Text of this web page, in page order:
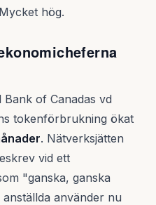
hög.
of Canadas vd
tokenförbrukning ökat
. Nätverksjätten
vid ett
"ganska, ganska
använder nu